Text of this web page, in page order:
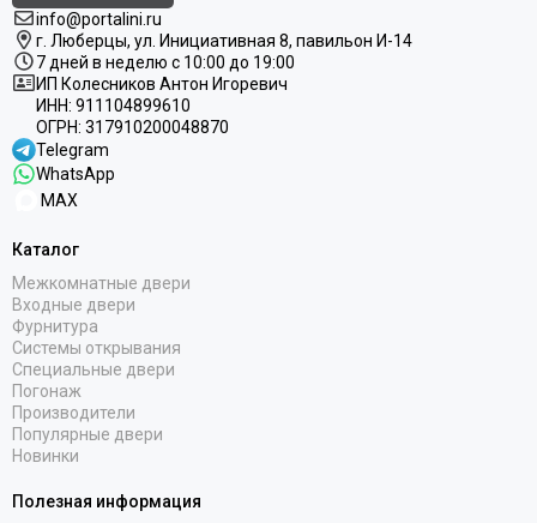
info@portalini.ru
г. Люберцы, ул. Инициативная 8, павильон И-14
7 дней в неделю с 10:00 до 19:00
ИП Колесников Антон Игоревич
ИНН: 911104899610
ОГРН: 317910200048870
Telegram
WhatsApp
MAX
Каталог
Межкомнатные двери
Входные двери
Фурнитура
Системы открывания
Специальные двери
Погонаж
Производители
Популярные двери
Новинки
Полезная информация